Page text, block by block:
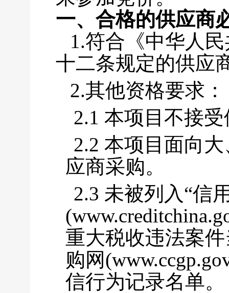
一、合格的供应商
1.符合《中华人
十二条规定的供应
2.其他资格要求：
2.1 本项目不接
2.2 本项目面向
应商采购。
2.3 未被列入“信
重大税收违法案
购网
信行为记录名单。